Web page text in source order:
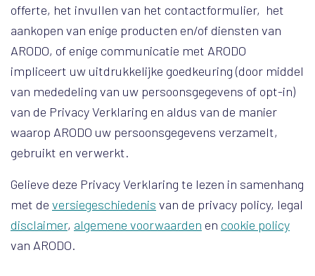
offerte, het invullen van het contactformulier, het
aankopen van enige producten en/of diensten van
ARODO, of enige communicatie met ARODO
impliceert uw uitdrukkelijke goedkeuring (door middel
van mededeling van uw persoonsgegevens of opt-in)
van de Privacy Verklaring en aldus van de manier
waarop ARODO uw persoonsgegevens verzamelt,
gebruikt en verwerkt.
Gelieve deze Privacy Verklaring te lezen in samenhang
met de versiegeschiedenis van de privacy policy, legal
disclaimer, algemene voorwaarden en cookie policy
van ARODO.